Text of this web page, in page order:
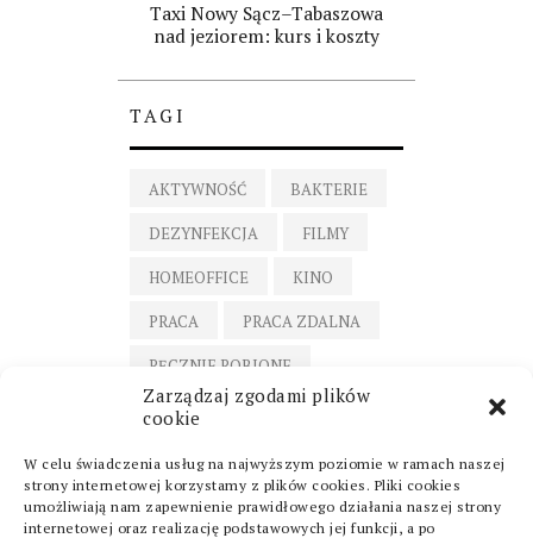
Zarządzaj zgodami plików
cookie
W celu świadczenia usług na najwyższym poziomie w ramach naszej
strony internetowej korzystamy z plików cookies. Pliki cookies
umożliwiają nam zapewnienie prawidłowego działania naszej strony
internetowej oraz realizację podstawowych jej funkcji, a po
Taxi Nowy Sącz–Tabaszowa
nad jeziorem: kurs i koszty
TAGI
AKTYWNOŚĆ BAKTERIE
DEZYNFEKCJA FILMY
HOMEOFFICE KINO
PRACA PRACA ZDALNA
RĘCZNIE ROBIONE
SPORT
ŚWIECE Z WOSKU
PSZCZELEGO